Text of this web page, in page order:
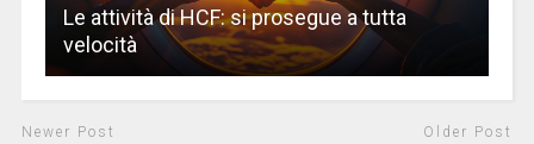
Le attività di HCF: si prosegue a tutta
velocità
Newer Post Older Post